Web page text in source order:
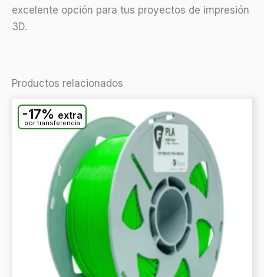
excelente opción para tus proyectos de impresión
3D.
Productos relacionados
-17% extra
por transferencia